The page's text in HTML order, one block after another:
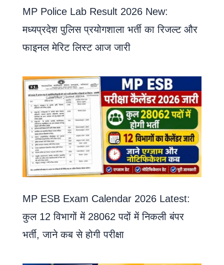
MP Police Lab Result 2026 New:
मध्यप्रदेश पुलिस प्रयोगशाला भर्ती का रिजल्ट और
फाइनल मेरिट लिस्ट आज जारी
MP ESB Exam Calendar 2026 Latest:
कुल 12 विभागों में 28062 पदों में निकली बंपर
भर्ती, जाने कब से होगी परीक्षा